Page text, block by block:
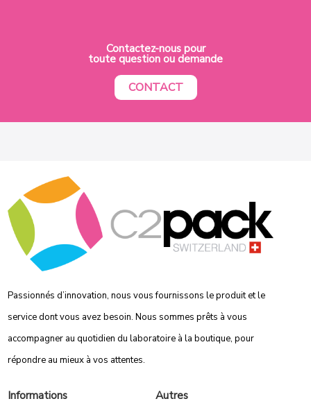
Contactez-nous pour
toute question ou demande
CONTACT
Passionnés d’innovation, nous vous fournissons le produit et le
service dont vous avez besoin. Nous sommes prêts à vous
accompagner au quotidien du laboratoire à la boutique, pour
répondre au mieux à vos attentes.
Informations Autres